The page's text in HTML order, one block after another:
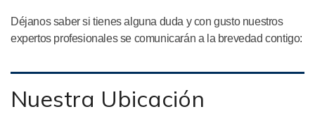
Déjanos saber si tienes alguna duda y con gusto nuestros
expertos profesionales se comunicarán a la brevedad contigo:
Nuestra Ubicación